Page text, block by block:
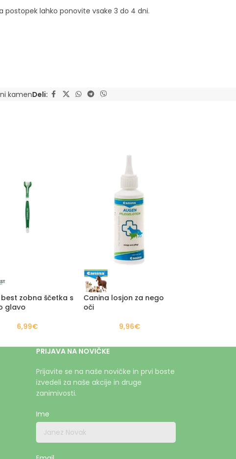
postopek lahko ponovite vsake 3 do 4 dni.
kamenDeli:
best zobna ščetka s
glavo
6,99€
Canina losjon za nego
oči
9,96€
PRIJAVA NA NOVIČKE
Prijavite se na naše novičke in prvi boste
izvedeli za naše akcije in druge
zanimivosti.
Ime